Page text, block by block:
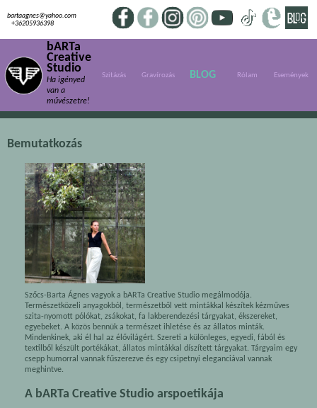
bartaagnes@yahoo.com
+36205936398
bARTa
Creative
Studio
Ha igényed
van a
művészetre!
Szitázás Gravírozás BLOG Rólam Események
Bemutatkozás
Szőcs-Barta Ágnes vagyok a bARTa Creative Studio megálmodója.
Természetközeli anyagokból, természetből vett mintákkal készítek kézműves
szita-nyomott pólókat, zsákokat, fa lakberendezési tárgyakat, ékszereket,
egyebeket. A közös bennük a természet ihletése és az állatos minták.
Mindenkinek, aki él hal az élővilágért. Szereti a különleges, egyedi, fából és
textilből készült portékákat, állatos mintákkal díszített tárgyakat. Tárgyaim egy
csepp humorral vannak fűszerezve és egy csipetnyi eleganciával vannak
meghintve.
A bARTa Creative Studio arspoetikája